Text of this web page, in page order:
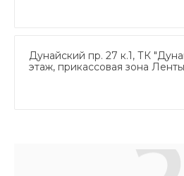
Дунайский пр. 27 к.1, ТК
этаж, прикассовая зона Ленты